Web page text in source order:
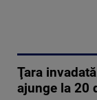
Ţara
ajunge la 20